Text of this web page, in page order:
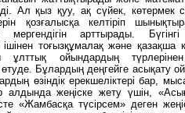
Ал қыз қуу, ақ сүйек,
қозғалысқа келтіріп
мергендігін арттырады.
тоғызқұмалақ және қазақша
ойындардың түрлерінен
Бұлардың деңгейге асықату
өзіндік ерекшеліктері бар,
алдында жеңіске жету үшін,
«Жамбасқа түсірсем» деген